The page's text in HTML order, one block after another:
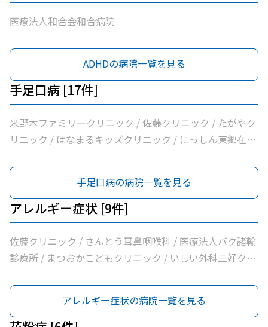
医療法人和合会和合病院
ADHDの病院一覧を見る
手足口病 [17件]
米野木ファミリークリニック / 佐藤クリニック / たがやク
リニック / はなまるキッズクリニック / にっしん東郷在宅
法人和合会和合病院 / まつおかこどもクリニック / いしい
外科三好クリニック / みすクリニック / たきざわ胃腸科外
科 / 医療法人白宇会天王内科 / くまさんこどもクリニック
/ すずき耳鼻咽喉科 / 永井医院 / みよし市民病院
手足口病の病院一覧を見る
アレルギー症状 [9件]
佐藤クリニック / さんとう耳鼻咽喉科 / 医療法人バク諸輪
診療所 / まつおかこどもクリニック / いしい外科三好クリ
耳鼻咽喉科 / みよし市民病院
アレルギー症状の病院一覧を見る